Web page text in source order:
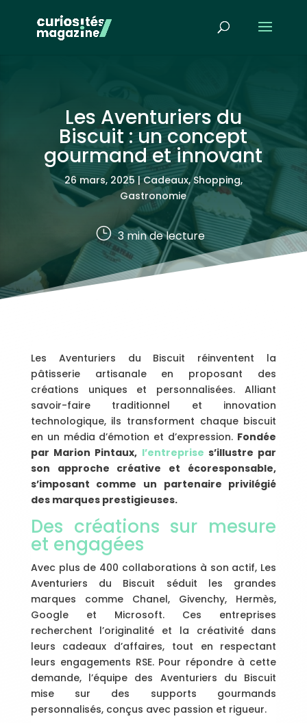
Les Aventuriers du
Biscuit : un concept
gourmand et innovant
26 mars, 2025 |Cadeaux, Shopping,
Gastronomie
} 3min de lecture
Les Aventuriers du Biscuit réinventent la
pâtisserie artisanale en proposant des
créations uniques et personnalisées. Alliant
savoir-faire traditionnel et innovation
technologique, ils transforment chaque biscuit
en un média d’émotion et d’expression. Fondée
par Marion Pintaux, l’entreprise s’illustre par
son approche créative et écoresponsable,
s’imposant comme un partenaire privilégié
des marques prestigieuses.
Des créations sur mesure
et engagées
Avec plus de 400 collaborations à son actif, Les
Aventuriers du Biscuit séduit les grandes
marques comme Chanel, Givenchy, Hermès,
Google et Microsoft. Ces entreprises
recherchent l’originalité et la créativité dans
leurs cadeaux d’affaires, tout en respectant
leurs engagements RSE. Pour répondre à cette
demande, l’équipe des Aventuriers du Biscuit
mise sur des supports gourmands
personnalisés, conçus avec passion et rigueur.